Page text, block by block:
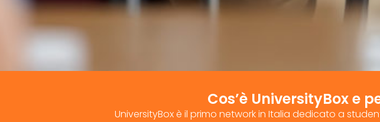
Cos’è UniversityBox e
UniversityBox è il primo network in Italia dedicato a